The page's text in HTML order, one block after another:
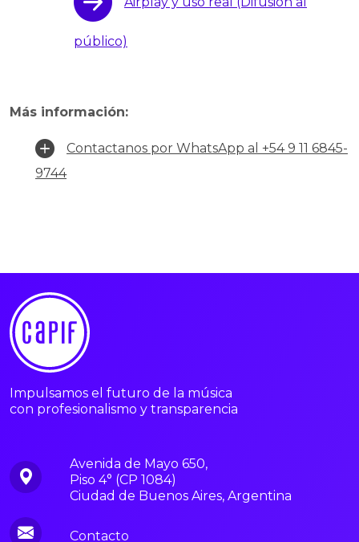
público)
Más información:
Contactanos por WhatsApp al +54 9 11 6845-
9744
Impulsamos el futuro de la música
con profesionalismo y transparencia
Avenida de Mayo 650,
Piso 4° (CP 1084)
Ciudad de Buenos Aires, Argentina
Contacto